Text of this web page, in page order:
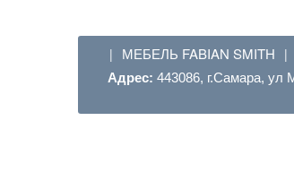
| МЕБЕЛЬ FABIAN SMITH |
Адрес: 443086, г.Самара, ул